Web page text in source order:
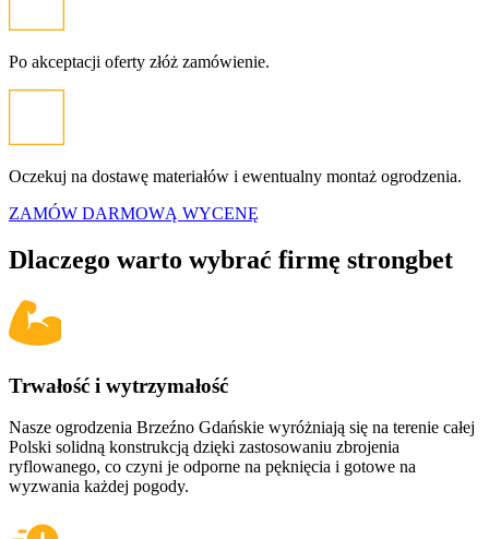
Po akceptacji oferty złóż zamówienie.
Oczekuj na dostawę materiałów i ewentualny montaż ogrodzenia.
ZAMÓW DARMOWĄ WYCENĘ
Dlaczego warto wybrać firmę strongbet
Trwałość i wytrzymałość
Nasze ogrodzenia Brzeźno Gdańskie wyróżniają się na terenie całej
Polski solidną konstrukcją dzięki zastosowaniu zbrojenia
ryflowanego, co czyni je odporne na pęknięcia i gotowe na
wyzwania każdej pogody.